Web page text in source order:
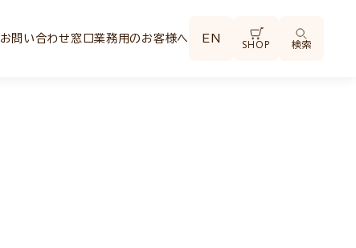
お問い合わせ窓口業務用のお客様へ EN SHOP 検索